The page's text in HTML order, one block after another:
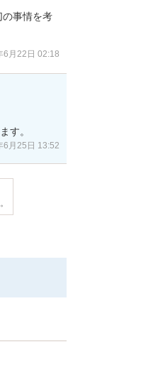
の事情を考
6月22日 02:18
す。
6月25日 13:52